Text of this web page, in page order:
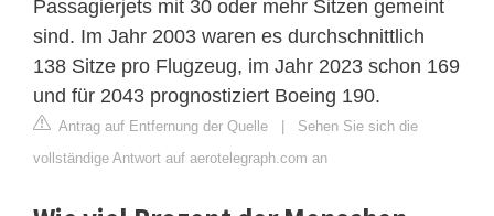
Passagierjets mit 30 oder mehr Sitzen gemeint
sind. Im Jahr 2003 waren es durchschnittlich
138 Sitze pro Flugzeug, im Jahr 2023 schon 169
und für 2043 prognostiziert Boeing 190.
Antrag auf Entfernung der Quelle
Sehen Sie sich die
vollständige Antwort auf aerotelegraph.com an